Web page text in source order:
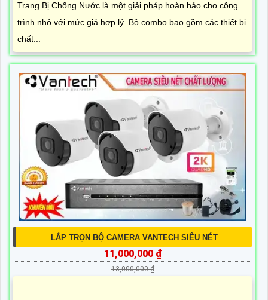
Trang Bị Chống Nước là một giải pháp hoàn hảo cho công
trình nhỏ với mức giá hợp lý. Bộ combo bao gồm các thiết bị
chất...
LẮP TRỌN BỘ CAMERA VANTECH SIÊU NÉT
11,000,000 ₫
13,000,000 ₫